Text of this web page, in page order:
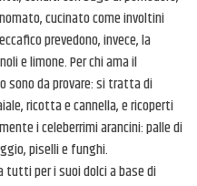
cucinato come involtini
prevedono, invece, la
e limone. Per chi ama il
sono da provare: si tratta di
ricotta e cannella, e ricoperti
i celeberrimi arancini: palle di
piselli e funghi.
tutti per i suoi dolci a base di